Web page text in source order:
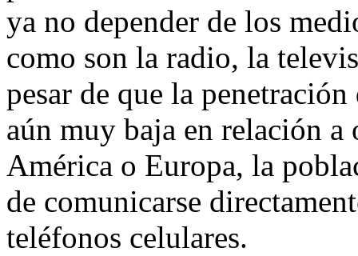
ya no depender de los
como son la radio, la
pesar de que la
aún muy baja en relación
América o Europa, la
de comunicarse
teléfonos celulares.